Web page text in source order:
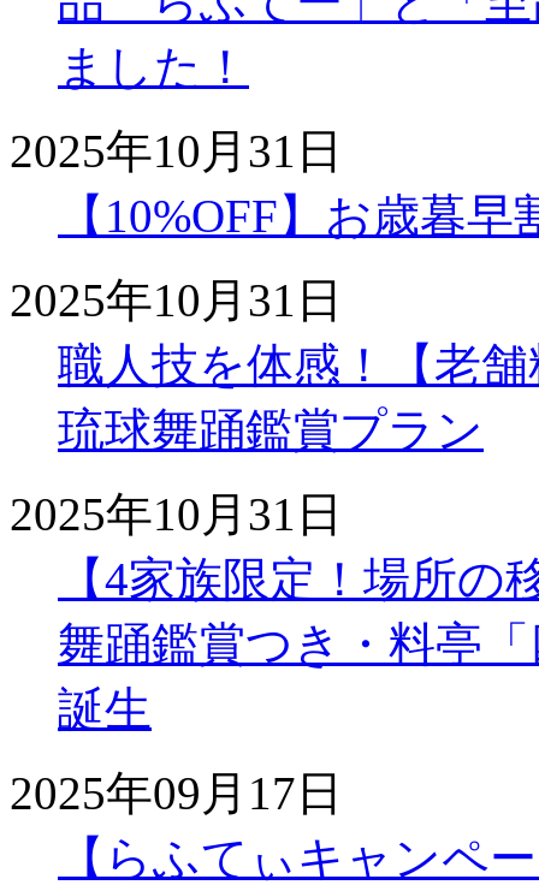
ました！
2025年10月31日
【10%OFF】お歳暮
2025年10月31日
職人技を体感！【老
琉球舞踊鑑賞プラン
2025年10月31日
【4家族限定！場所
舞踊鑑賞つき・料亭
誕生
2025年09月17日
【らふてぃキャンペ